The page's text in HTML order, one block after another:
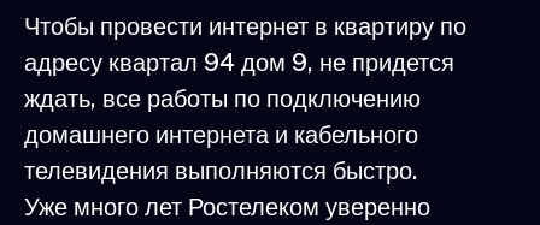
Чтобы провести интернет в квартиру по
адресу квартал 94 дом 9, не придется
ждать, все работы по подключению
домашнего интернета и кабельного
телевидения выполняются быстро.
Уже много лет Ростелеком уверенно